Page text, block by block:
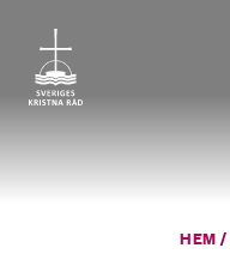
innehåll
HEM /